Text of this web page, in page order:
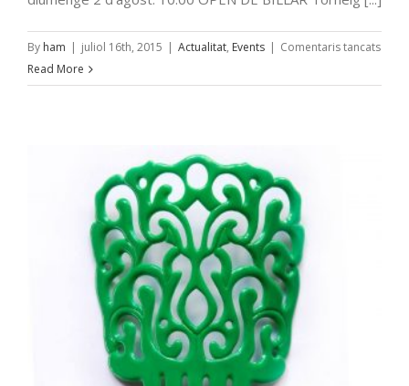
By ham | juliol 16th, 2015 | Actualitat, Events | Comentaris tancatsa
Major
Read More